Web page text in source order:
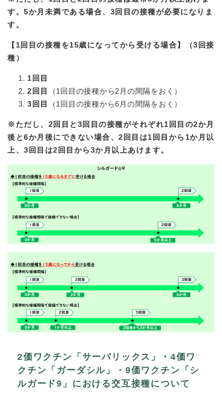
す。5か月未満である場合、3回目の接種が必要になりま
す。
【1回目の接種を15歳になってから受ける場合】（3回接
種）
1回目
2回目
（1回目の接種から2月の間隔をおく）
3回目
（1回目の接種から6月の間隔をおく）
※ただし、2回目と3回目の接種がそれぞれ1回目の2か月
後と6か月後にできない場合、2回目は1回目から1か月以
上、3回目は2回目から3か月以上あけます。
2価ワクチン「サーバリックス」・4価ワ
クチン「ガーダシル」・9価ワクチン「シ
ルガード9」における交互接種について